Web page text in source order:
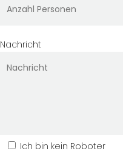
Nachricht
Ich bin kein Roboter